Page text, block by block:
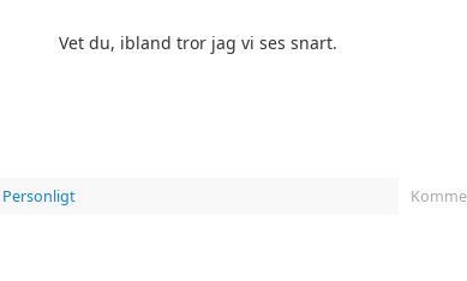
Vet du, ibland tror jag vi ses snart.
Personligt